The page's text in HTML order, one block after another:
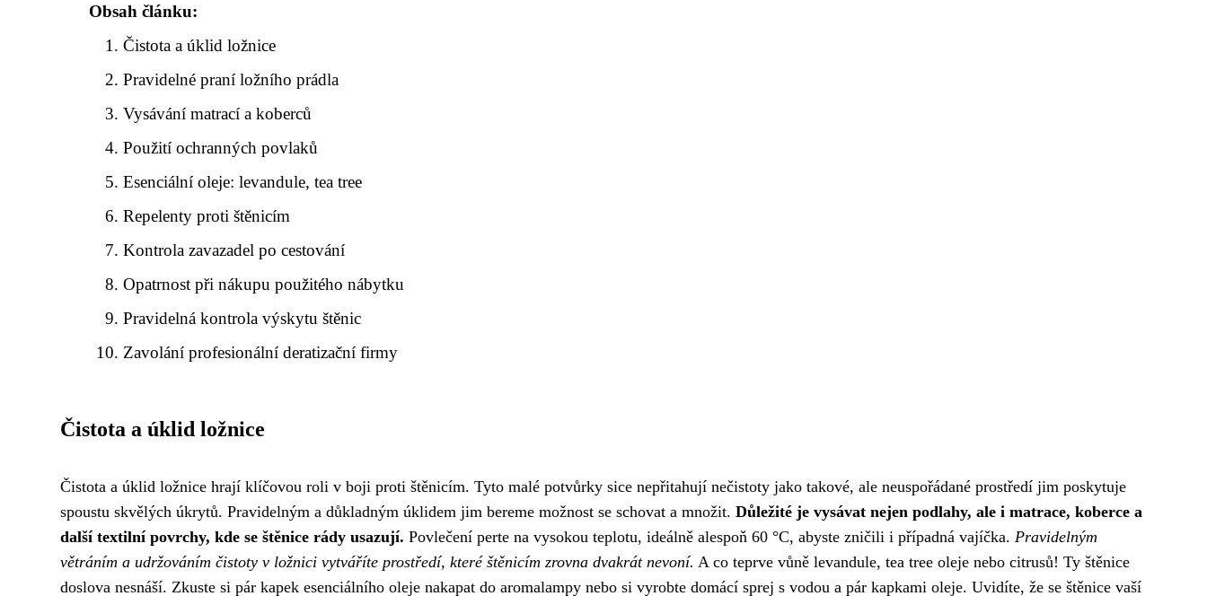
Obsah článku:
Čistota a úklid ložnice
Pravidelné praní ložního prádla
Vysávání matrací a koberců
Použití ochranných povlaků
Esenciální oleje: levandule, tea tree
Repelenty proti štěnicím
Kontrola zavazadel po cestování
Opatrnost při nákupu použitého nábytku
Pravidelná kontrola výskytu štěnic
Zavolání profesionální deratizační firmy
Čistota a úklid ložnice
Čistota a úklid ložnice hrají klíčovou roli v boji proti štěnicím. Tyto malé potvůrky sice nepřitahují nečistoty jako takové, ale neuspořádané prostředí jim poskytuje
spoustu skvělých úkrytů. Pravidelným a důkladným úklidem jim bereme možnost se schovat a množit. Důležité je vysávat nejen podlahy, ale i matrace, koberce a
další textilní povrchy, kde se štěnice rády usazují. Povlečení perte na vysokou teplotu, ideálně alespoň 60 °C, abyste zničili i případná vajíčka. Pravidelným
větráním a udržováním čistoty v ložnici vytváříte prostředí, které štěnicím zrovna dvakrát nevoní. A co teprve vůně levandule, tea tree oleje nebo citrusů! Ty štěnice
doslova nesnáší. Zkuste si pár kapek esenciálního oleje nakapat do aromalampy nebo si vyrobte domácí sprej s vodou a pár kapkami oleje. Uvidíte, že se štěnice vaší